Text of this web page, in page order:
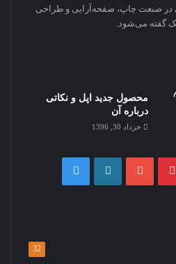
در صنعت چاپ، صفحه‌آرایی و طراحی
گفته می‌شود.
محصول جدید اپل و نکاتی
درباره آن
خرداد 30, 1396
32